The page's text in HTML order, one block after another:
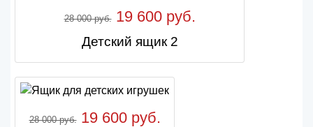
28 000 руб.19 600 руб.
Детский ящик 2
28 000 руб.19 600 руб.